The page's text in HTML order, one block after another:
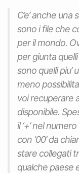
C’e’ anche
sono i file che
per il mondo.
per giunta
sono quelli piu’
meno
voi recuperare
disponibile.
il ‘+’ nel
con ‘00’ da
stare collegati
qualche paese